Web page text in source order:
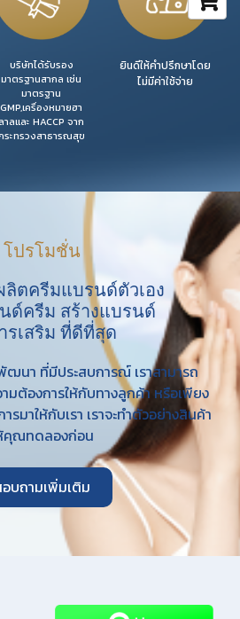
บริษัทได้รับรอง
มาตรฐานสากล เช่น
มาตรฐาน
GMP,เครื่องหมายฮา
าลและ HACCP จาก
ระทรวงสาธารณสุข
ยินดีให้คำปรึกษาโดย
ไม่มีค่าใช้จ่าย
โปรโมชั่น
ตครีมแบรนด์ตัวเอง
ด์ครีม สร้างแบรนด์
รเสริม ที่ดีที่สุด
ฒนา ที่มีประสบการณ์ เราสามารถ
ต้องการให้กับทางลูกค้า หรือเพียง
าให้กับเรา เราจะทำตัวอย่างสินค้า
คุณทดลองก่อน
บถามเพิ่มเติม